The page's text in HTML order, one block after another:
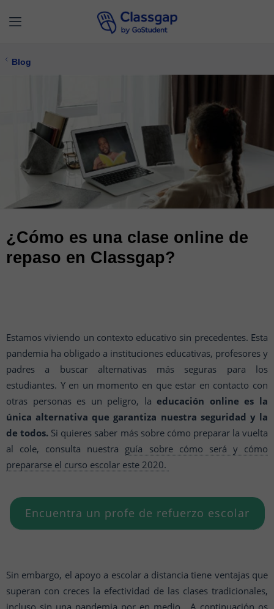
Blog
¿Cómo es una clase online de
repaso en Classgap?
Estamos viviendo un contexto educativo sin precedentes. Esta
pandemia ha obligado a instituciones educativas, profesores y
padres a buscar alternativas más seguras para los
estudiantes. Y en un momento en que estar en contacto con
otras personas es un peligro, la educación online es la
única alternativa que garantiza nuestra seguridad y la
de todos. Si quieres saber más sobre cómo preparar la vuelta
al cole, consulta nuestra guía sobre cómo será y cómo
prepararse el curso escolar este 2020.
Encuentra un profe de refuerzo escolar
Sin embargo, el apoyo a escolar a distancia tiene ventajas que
superan con creces la efectividad de las clases tradicionales,
incluso sin una pandemia por en medio. A continuación os